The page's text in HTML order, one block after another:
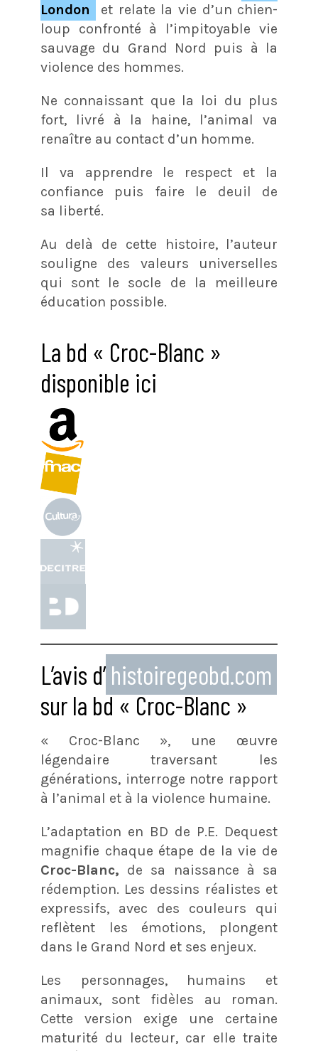
London
et relate la vie d’un chien-
loup confronté à l’impitoyable vie
sauvage du Grand Nord puis à la
violence des hommes.
Ne connaissant que la loi du plus
fort, livré à la haine, l’animal va
renaître au contact d’un homme.
Il va apprendre le respect et la
confiance puis faire le deuil de
sa liberté.
Au delà de cette histoire, l’auteur
souligne des valeurs universelles
qui sont le socle de la meilleure
éducation possible.
La bd « Croc-Blanc »
disponible ici
L’avis d’ histoiregeobd.com
sur la bd « Croc-Blanc »
« Croc-Blanc », une œuvre
légendaire traversant les
générations, interroge notre rapport
à l’animal et à la violence humaine.
L’adaptation en BD de P.E. Dequest
magnifie chaque étape de la vie de
Croc-Blanc, de sa naissance à sa
rédemption. Les dessins réalistes et
expressifs, avec des couleurs qui
reflètent les émotions, plongent
dans le Grand Nord et ses enjeux.
Les personnages, humains et
animaux, sont fidèles au roman.
Cette version exige une certaine
maturité du lecteur, car elle traite